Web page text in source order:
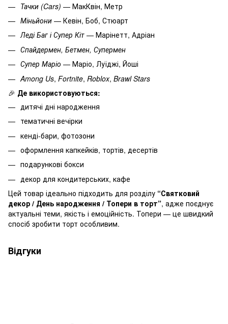
Тачки (Cars) — МакКвін, Метр
Міньйони — Кевін, Боб, Стюарт
Леді Баг і Супер Кіт — Марінетт, Адріан
Спайдермен, Бетмен, Супермен
Супер Маріо — Маріо, Луїджі, Йоші
Among Us, Fortnite, Roblox, Brawl Stars
🎉 Де використовуються:
дитячі дні народження
тематичні вечірки
кенді-бари, фотозони
оформлення капкейків, тортів, десертів
подарункові бокси
декор для кондитерських, кафе
Цей товар ідеально підходить для розділу “Святковий
декор / День народження / Топери в торт”, адже поєднує
актуальні теми, якість і емоційність. Топери — це швидкий
спосіб зробити торт особливим.
Відгуки